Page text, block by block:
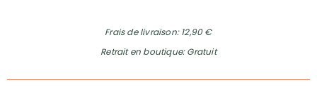
Frais de livraison: 12,90 €
Retrait en boutique: Gratuit